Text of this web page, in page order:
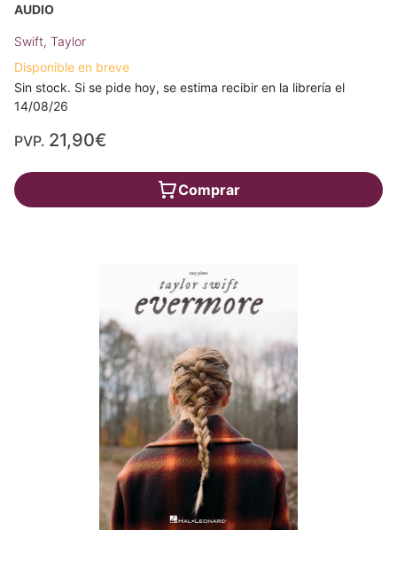
AUDIO
Swift, Taylor
Disponible en breve
Sin stock. Si se pide hoy, se estima recibir en la librería el
14/08/26
PVP. 21,90€
Comprar